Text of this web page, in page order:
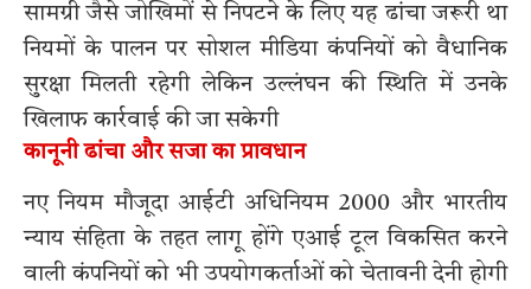
सामग्री जैसे जोखिमों से निपटने के लिए यह ढांचा जरूरी था
नियमों के पालन पर सोशल मीडिया कंपनियों को वैधानिक
सुरक्षा मिलती रहेगी लेकिन उल्लंघन की स्थिति में उनके
खिलाफ कार्रवाई की जा सकेगी
कानूनी ढांचा और सजा का प्रावधान
नए नियम मौजूदा आईटी अधिनियम 2000 और भारतीय
न्याय संहिता के तहत लागू होंगे एआई टूल विकसित करने
वाली कंपनियों को भी उपयोगकर्ताओं को चेतावनी देनी होगी